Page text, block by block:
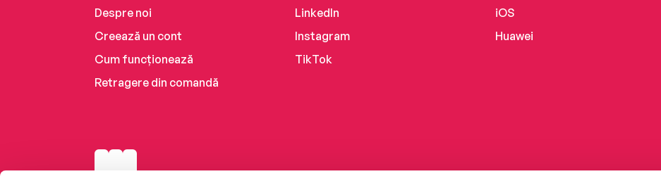
Despre noi
Creează un cont
Cum funcționează
Retragere din comandă
LinkedIn
Instagram
TikTok
iOS
Huawei